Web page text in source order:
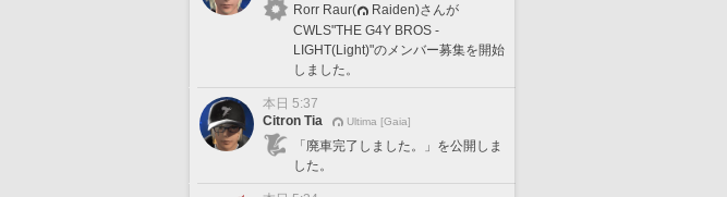
Rorr Raur(
Raiden)さんが
CWLS"THE G4Y BROS -
LIGHT(Light)"のメンバー募集を開始
しました。
本日 5:37
Citron Tia
Ultima [Gaia]
「廃車完了しました。」を公開しま
した。